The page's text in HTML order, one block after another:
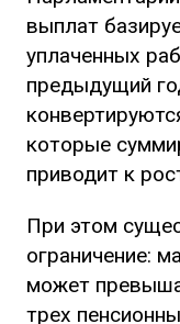
выплат
уплаченных
предыдущий
которые
приводит к
При этом
ограничение:
может
трех